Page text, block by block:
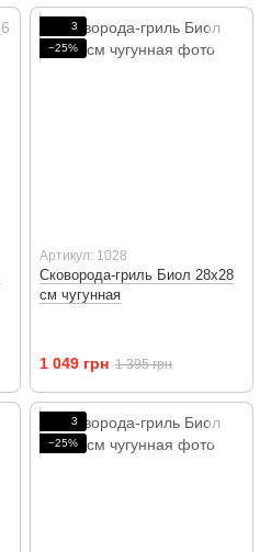
3
−25%
Артикул: 1028
Сковорода-гриль Биол 28х28
см чугунная
1 049 грн 1 395 грн
3
−25%